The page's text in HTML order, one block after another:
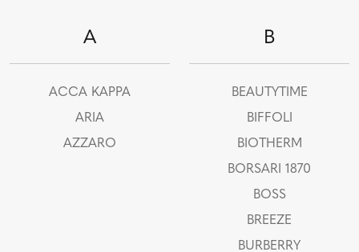
A
ACCA KAPPA
ARIA
AZZARO
B
BEAUTYTIME
BIFFOLI
BIOTHERM
BORSARI 1870
BOSS
BREEZE
BURBERRY